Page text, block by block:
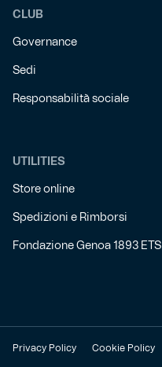
CLUB
Governance
Sedi
Responsabilità sociale
UTILITIES
Store online
Spedizioni e Rimborsi
Fondazione Genoa 1893 ETS
Privacy Policy Cookie Policy